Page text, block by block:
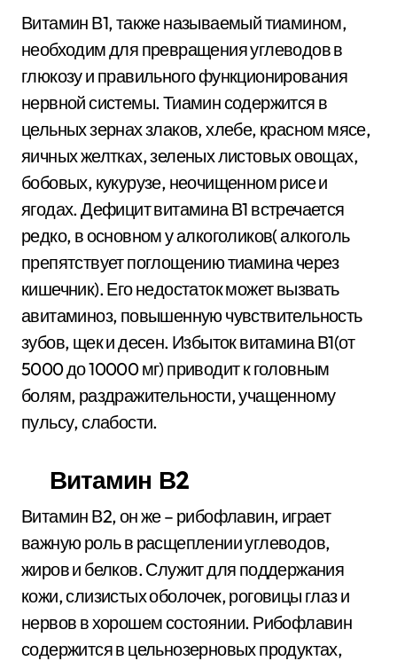
Витамин В1, также называемый тиамином,
необходим для превращения углеводов в
глюкозу и правильного функционирования
нервной системы. Тиамин содержится в
цельных зернах злаков, хлебе, красном мясе,
яичных желтках, зеленых листовых овощах,
бобовых, кукурузе, неочищенном рисе и
ягодах. Дефицит витамина В1 встречается
редко, в основном у алкоголиков( алкоголь
препятствует поглощению тиамина через
кишечник). Его недостаток может вызвать
авитаминоз, повышенную чувствительность
зубов, щек и десен. Избыток витамина В1(от
5000 до 10000 мг) приводит к головным
болям, раздражительности, учащенному
пульсу, слабости.
Витамин В2
Витамин В2, он же – рибофлавин, играет
важную роль в расщеплении углеводов,
жиров и белков. Служит для поддержания
кожи, слизистых оболочек, роговицы глаз и
нервов в хорошем состоянии. Рибофлавин
содержится в цельнозерновых продуктах,